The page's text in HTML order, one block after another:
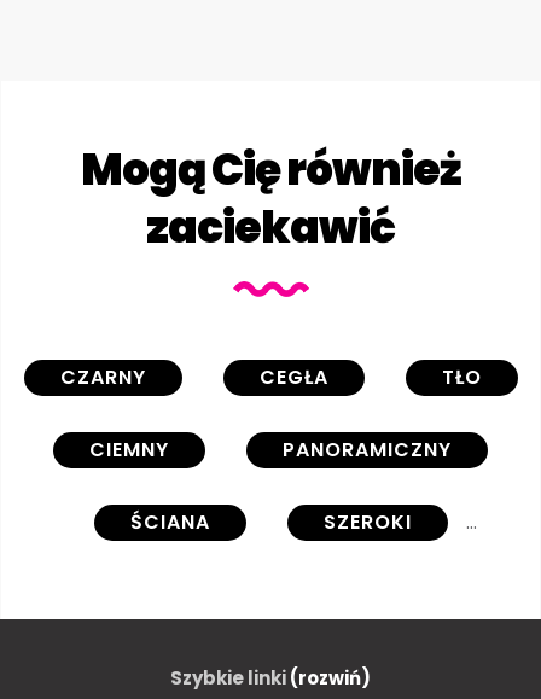
Mogą Cię również
zaciekawić
CZARNY CEGŁA TŁO
CIEMNY PANORAMICZNY
ŚCIANA SZEROKI
STARODAWNY POZIOMY
Szybkie linki(rozwiń)